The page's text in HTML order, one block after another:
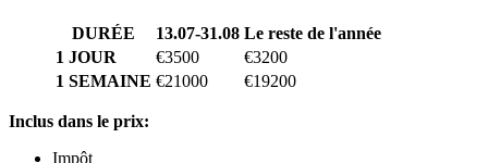
DURÉE 13.07-31.08 Le reste de l'année
1 JOUR €3500
€3200
1 SEMAINE €21000 €19200
Inclus dans le prix:
Impôt